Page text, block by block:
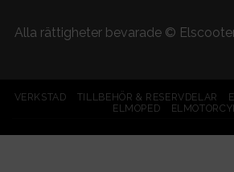
Alla rättigheter bevarade ©
VERKSTAD TILLBEHÖR & RESERVDELAR
ELMOPED